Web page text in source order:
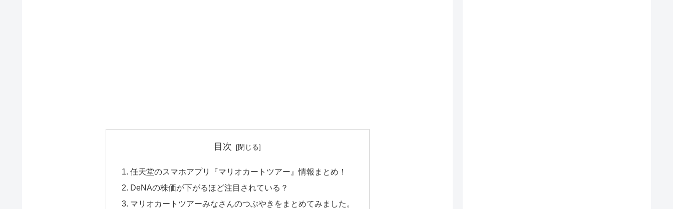
目次
任天堂のスマホアプリ『マリオカートツアー』情報まとめ！
DeNAの株価が下がるほど注目されている？
マリオカートツアーみなさんのつぶやきをまとめてみました。